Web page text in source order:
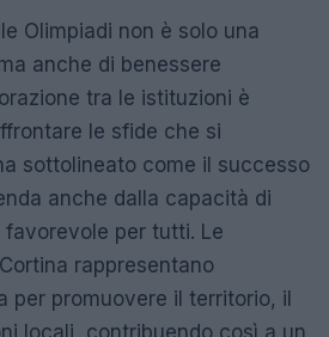
Olimpiadi non è solo una
anche di benessere
tra le istituzioni è
le sfide che si
sottolineato come il successo
anche dalla capacità di
per tutti. Le
rappresentano
per promuovere il territorio, il
locali, contribuendo così a un